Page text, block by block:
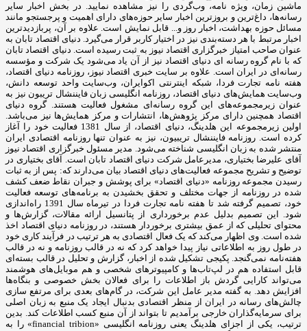
ماشین زمان، ویژه نامه، وب‌گردی را نیز مشاهده نمایید. در بخش اخبار سایر
رسانه‌ها، داغ‌ترین و بروزترین اخبار سایر حوزه‌های دارای اهمیت و پرجستجو مانند
مسائل حوزه بهداشت، اخبار روز و... قابل نمایش است. علاوه بر آن، پربازدیدترین
اخبار مرتبط با هر دسته‌بندی نیز در اختیار کاربر قرار می‌گیرد. دنیای اقتصاد تابان به
عنوان صاحب امتیاز خبرگزاری اقتصاد نیوز به ثبت رسیده است. دنیای اقتصاد تابان
که با نام گروه رسانه ای دنیای اقتصاد نیز از آن یاد می‌شود یک شرکت و مؤسسه
رسانه‌ای در ایران است. علاوه بر سایت خبری اقتصاد نیوز، روزنامه دنیای اقتصاد،
هفته ‌نامه تجارت فردا، شبکه اینترنتی اکوایران، وب‌سایت واحد توسعه دانش،
وب‌سایت همایش‌های دنیای اقتصاد، روزنامه انگلیسی ‌زبان فایننشال تریبون نیز به
عنوان زیرمجموعه‌های این گروه رسانه‌ای مشغول فعالیت هستند. گروه دنیای
اقتصاد همچنین دارای مرکز پژوهش‌ها، انتشارات و مرکز همایش‌ها نیز می‌باشد.
اولین زیرمجموعه این هلدینگ، دنیای اقتصاد، از سال 1381 فعالیت خود را آغاز
کرده است. روزنامه فایننشال تریبیون، نیز به عنوان تنها روزنامه اقتصادی ایران
منتشر شده به زبان انگلیسی شناخته می‌شود. مدیر مسئول خبرگزاری اقتصاد نیوز
آقای علیرضا بختیاری، مدیرعامل شرکت دنیای اقتصاد تابان است. آقای بختیاری در
توضیح و تشریح مجموعه فعالیت‌های دنیای اقتصاد بیان می‌دارند که: پس از به ثبات
رسیدن مجموعه روزنامه «دنیای اقتصاد» برای پوشش و جبران نقاط ضعف کشف
شده در روزنامه از جهات مختلف و تحقق بخشیدن به برنامه‌های توسعه فعالیت
خود، تصمیم گرفته شد تا هفته نامه تجارت فردا در تیرماه سال 1391 راه‌اندازی
شود. این تصمیم بدلیل عدم برخورداری از پتانسیل ارائه مقالات، گزارش‌ها و
محتوای تحلیلی که از عمق بیشتری برخوردار هستند، در روزنامه دنیای اقتصاد اخذ
شده است. وی اظهار می‌کند که یک فعال اقتصادی به هر ترتیب در فرآیند کاری خود
در طول روز به اطلاعاتی نیاز پیدا خواهد کرد که نه در قالب روزنامه و نه در قالب
هفته‌نامه نمی‌گنجد. پکیجی تشکیل شده از اخبار، گزارش و تحلیل در قالب بسته‌ای
قابل استفاده هم در لپ‌تاب‌ها و کامپیوترهای شخصی و هم موبایل‌های هوشمند
می‌تواند کارایی گردش باز اطلاعات را برای فعالان بخش خصوصی و بنگاه‌ها
افزایش دهد. به گفته مدیر عامل این شرکت، در گام‌های بعدی برای مرتفع سازی
چالش‌های رسانه در ایران از منظر اقتصادی بدنبال ایجاد یک منبع به زبان اصلی
برای سرمایه‌گذاران خارجی برآمدیم تا بتواند از آن منبع کسب اطلاعات کند. بدین
ترتیب، یکی از اجزای هلدینگ یعنی روزنامه انگلیسی «financial tribion» را به